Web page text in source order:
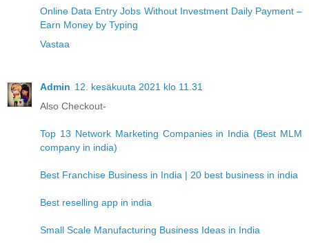
Online Data Entry Jobs Without Investment Daily Payment –
Earn Money by Typing
Vastaa
Admin 12. kesäkuuta 2021 klo 11.31
Also Checkout-
Top 13 Network Marketing Companies in India (Best MLM
company in india)
Best Franchise Business in India | 20 best business in india
Best reselling app in india
Small Scale Manufacturing Business Ideas in India